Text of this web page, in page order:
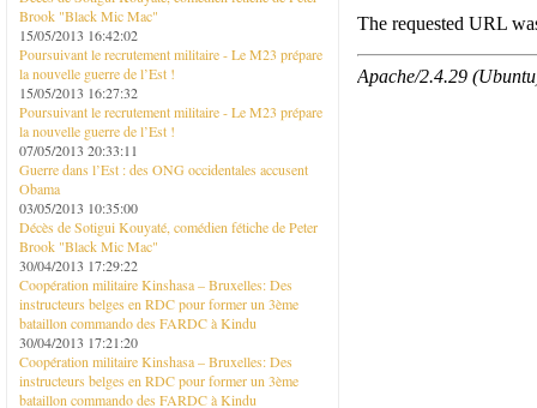
Brook "Black Mic Mac"
15/05/2013 16:42:02
Poursuivant le recrutement militaire - Le M23 prépare
la nouvelle guerre de l’Est !
15/05/2013 16:27:32
Poursuivant le recrutement militaire - Le M23 prépare
la nouvelle guerre de l’Est !
07/05/2013 20:33:11
Guerre dans l’Est : des ONG occidentales accusent
Obama
03/05/2013 10:35:00
Décès de Sotigui Kouyaté, comédien fétiche de Peter
Brook "Black Mic Mac"
30/04/2013 17:29:22
Coopération militaire Kinshasa – Bruxelles: Des
instructeurs belges en RDC pour former un 3ème
bataillon commando des FARDC à Kindu
30/04/2013 17:21:20
Coopération militaire Kinshasa – Bruxelles: Des
instructeurs belges en RDC pour former un 3ème
bataillon commando des FARDC à Kindu